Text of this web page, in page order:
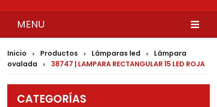
MENU
INICIO
QUIENES SOMOS
Inicio > Productos > Lámparas led >
Lámpara
ovalada
> 38747 | LAMPARA RECTANGULAR 15 LED ROJA
CATEGORÍAS